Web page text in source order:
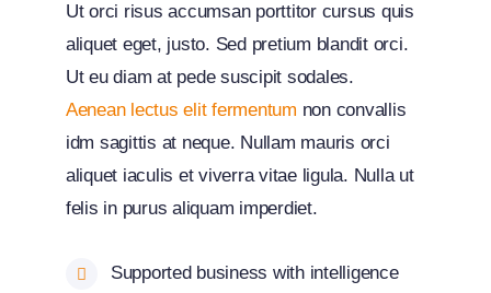
Ut orci risus accumsan porttitor cursus quis
aliquet eget, justo. Sed pretium blandit orci.
Ut eu diam at pede suscipit sodales.
Aenean lectus elit fermentum non convallis
idm sagittis at neque. Nullam mauris orci
aliquet iaculis et viverra vitae ligula. Nulla ut
felis in purus aliquam imperdiet.
Supported business with intelligence